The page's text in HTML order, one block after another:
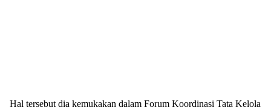
Hal tersebut dia kemukakan dalam Forum Koordinasi Tata Kelola